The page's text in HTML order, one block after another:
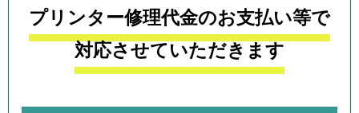
プリンター修理代金のお支払い等で
対応させていただきます